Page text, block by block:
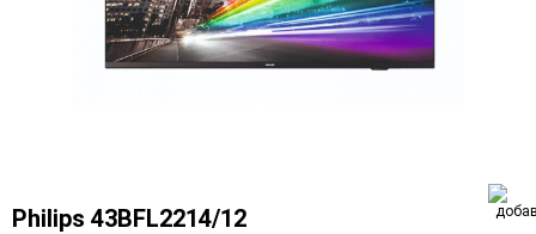
Philips 43BFL2214/12